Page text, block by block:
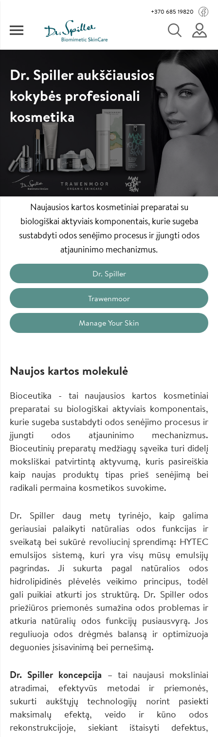
+370 685 19820
Dr. Spiller aukščiausios
kokybės profesionali
kosmetika
Naujausios kartos kosmetiniai preparatai su
biologiškai aktyviais komponentais, kurie sugeba
sustabdyti odos senėjimo procesus ir įjungti odos
atjauninimo mechanizmus.
Dr. Spiller
Trawenmoor
Manage Your Skin
Naujos kartos molekulė
Bioceutika - tai naujausios kartos kosmetiniai
preparatai su biologiškai aktyviais komponentais,
kurie sugeba sustabdyti odos senėjimo procesus ir
įjungti odos atjauninimo mechanizmus.
Bioceutinių preparatų medžiagų sąveika turi didelį
moksliškai patvirtintą aktyvumą, kuris pasireiškia
kaip naujas produktų tipas prieš senėjimą bei
radikali permaina kosmetikos suvokime.
Dr. Spiller daug metų tyrinėjo, kaip galima
geriausiai palaikyti natūralias odos funkcijas ir
sveikatą bei sukūrė revoliucinį sprendimą: HYTEC
emulsijos sistemą, kuri yra visų mūsų emulsijų
pagrindas. Ji sukurta pagal natūralios odos
hidrolipidinės plėvelės veikimo principus, todėl
gali puikiai atkurti jos struktūrą. Dr. Spiller odos
priežiūros priemonės sumažina odos problemas ir
atkuria natūralių odos funkcijų pusiausvyrą. Jos
reguliuoja odos drėgmės balansą ir optimizuoja
deguonies įsisavinimą bei pernešimą.
Dr. Spiller koncepcija – tai naujausi moksliniai
atradimai, efektyvūs metodai ir priemonės,
sukurti aukštųjų technologijų norint pasiekti
maksimalų efektą, veido ir kūno odos
rekonstrukcijoje, siekiant ištaisyti defektus,